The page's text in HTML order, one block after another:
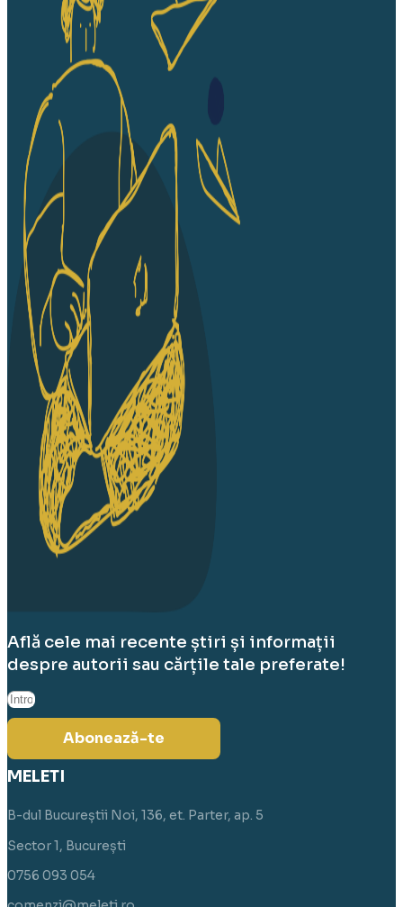
Află cele mai recente știri și informații
despre autorii sau cărțile tale preferate!
Abonează-te
MELETI
B-dul Bucureștii Noi, 136, et. Parter, ap. 5
Sector 1, București
0756 093 054